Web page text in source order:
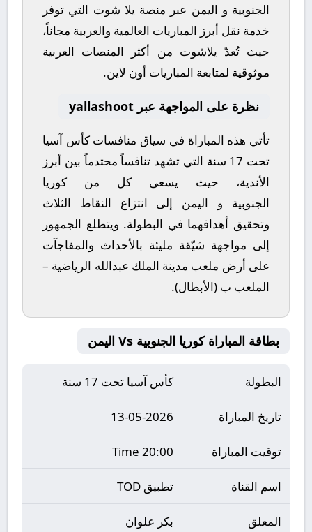
الجنوبية و اليمن عبر منصة يلا شوت التي توفر
خدمة نقل أبرز المباريات العالمية والعربية مجاناً،
حيث تُعدّ يلاشوت من أكثر المنصات العربية
موثوقية لمتابعة المباريات أون لاين.
نظرة على المواجهة عبر yallashoot
تأتي هذه المباراة في سياق منافساتكأس آسيا
تحت 17 سنة
التي تشهد تنافساً محتدماً بين أبرز
الأندية، حيث يسعى كل من كوريا
الجنوبية و اليمن إلى انتزاع النقاط الثلاث
وتحقيق أهدافهما في البطولة. ويتطلع الجمهور
إلى مواجهة شيّقة مليئة بالأحداث والمفاجآت
على أرض ملعب مدينة الملك عبدالله الرياضية –
الملعب ب (الأبطال).
بطاقة المباراة كوريا الجنوبية Vs اليمن
البطولة كأس آسيا تحت 17 سنة
تاريخ المباراة 13-05-2026
توقيت المباراة 20:00 Time
اسم القناة تطبيق TOD
المعلق بكر علوان